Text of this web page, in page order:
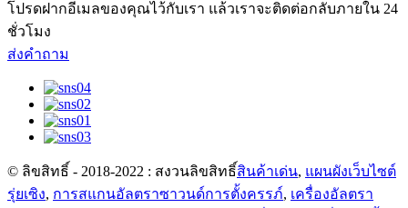
โปรดฝากอีเมลของคุณไว้กับเรา แล้วเราจะติดต่อกลับภายใน 24
ชั่วโมง
ส่งคำถาม
© ลิขสิทธิ์ - 2018-2022 : สงวนลิขสิทธิ์สินค้าเด่น, แผนผังเว็บไซต์
รุ่ยเซิง, การสแกนอัลตราซาวนด์การตั้งครรภ์, เครื่องอัลตรา